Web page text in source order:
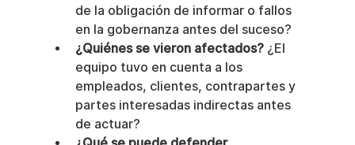
de la obligación de informar o fallos
en la gobernanza antes del suceso?
¿Quiénes se vieron afectados? ¿El
equipo tuvo en cuenta a los
empleados, clientes, contrapartes y
partes interesadas indirectas antes
de actuar?